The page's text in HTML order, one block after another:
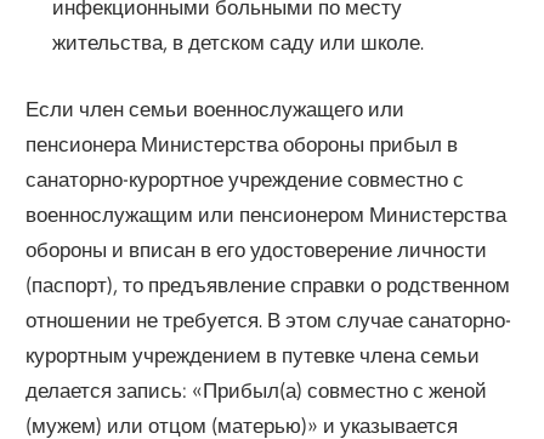
инфекционными больными по месту
жительства, в детском саду или школе.
Если член семьи военнослужащего или
пенсионера Министерства обороны прибыл в
санаторно-курортное учреждение совместно с
военнослужащим или пенсионером Министерства
обороны и вписан в его удостоверение личности
(паспорт), то предъявление справки о родственном
отношении не требуется. В этом случае санаторно-
курортным учреждением в путевке члена семьи
делается запись: «Прибыл(а) совместно с женой
(мужем) или отцом (матерью)» и указывается